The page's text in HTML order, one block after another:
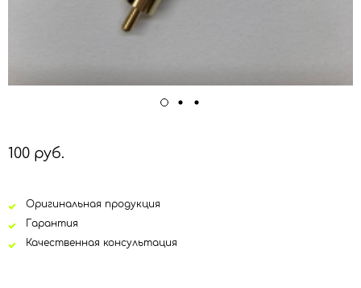
100 руб.
Оригинальная продукция
Гарантия
Качественная консультация